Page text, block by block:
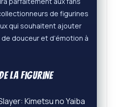
de figurines
qui souhaitent ajouter
douceur et d’émotion à
la figurine
Kimetsu no Yaiba